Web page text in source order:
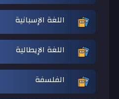
اللغة الإسبانية
اللغة الإيطالية
الفلسفة